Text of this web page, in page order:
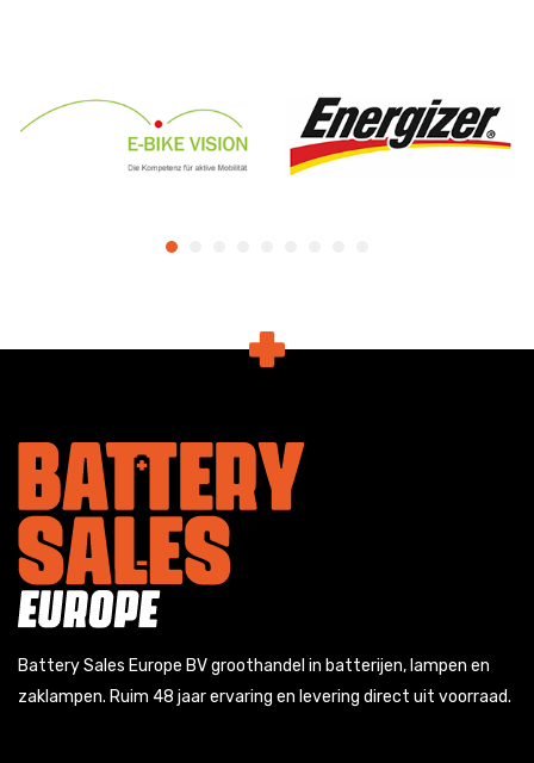
Battery Sales Europe BV groothandel in batterijen, lampen en
zaklampen. Ruim 48 jaar ervaring en levering direct uit voorraad.